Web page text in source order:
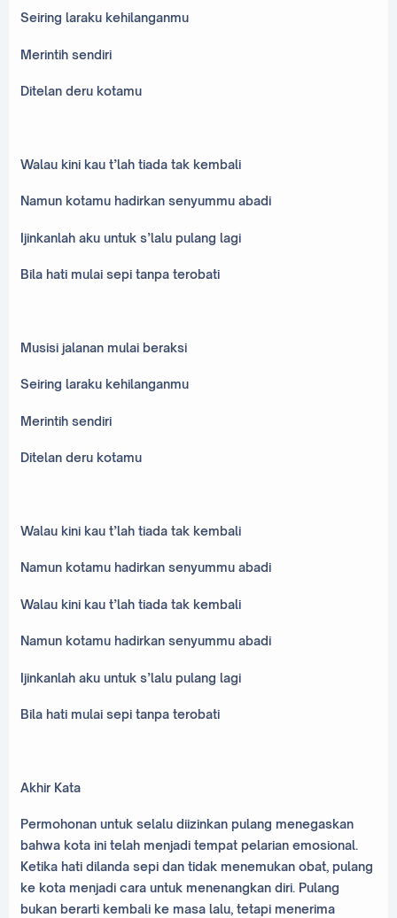
Seiring laraku kehilanganmu
Merintih sendiri
Ditelan deru kotamu
Walau kini kau t’lah tiada tak kembali
Namun kotamu hadirkan senyummu abadi
Ijinkanlah aku untuk s’lalu pulang lagi
Bila hati mulai sepi tanpa terobati
Musisi jalanan mulai beraksi
Seiring laraku kehilanganmu
Merintih sendiri
Ditelan deru kotamu
Walau kini kau t’lah tiada tak kembali
Namun kotamu hadirkan senyummu abadi
Walau kini kau t’lah tiada tak kembali
Namun kotamu hadirkan senyummu abadi
Ijinkanlah aku untuk s’lalu pulang lagi
Bila hati mulai sepi tanpa terobati
Akhir Kata
Permohonan untuk selalu diizinkan pulang menegaskan
bahwa kota ini telah menjadi tempat pelarian emosional.
Ketika hati dilanda sepi dan tidak menemukan obat, pulang
ke kota menjadi cara untuk menenangkan diri. Pulang
bukan berarti kembali ke masa lalu, tetapi menerima